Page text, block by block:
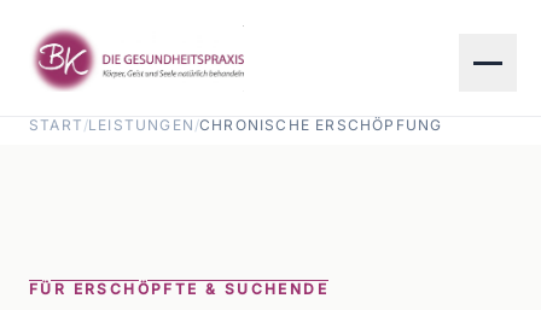
START /LEISTUNGEN /CHRONISCHE ERSCHÖPFUNG
FÜR ERSCHÖPFTE & SUCHENDE